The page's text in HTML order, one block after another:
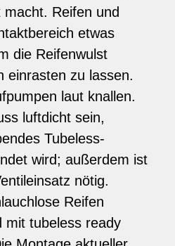
Reifen und
etwas
die Reifenwulst
einrasten zu lassen.
laut knallen.
luftdicht sein,
Tubeless-
wird; außerdem ist
nötig.
Reifen
mit tubeless ready